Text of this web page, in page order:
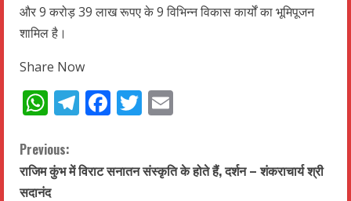
और 9 करोड़ 39 लाख रूपए के 9 विभिन्न विकास कार्यों का भूमिपूजन
शामिल है।
Share Now
WhatsApp
Telegram
Facebook
Twitter
C
o
Previous:
राजिम कुंभ में विराट सनातन संस्कृति के होते हैं, दर्शन – शंकराचार्य श्री
सदानंद